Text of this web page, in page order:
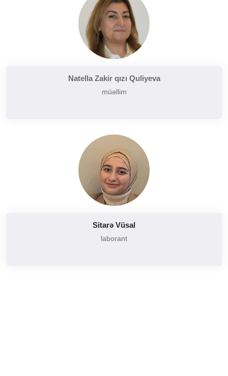
Natella Zakir qızı Quliyeva
müəllim
Sitarə Vüsal
laborant